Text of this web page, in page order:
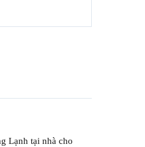
Lạnh tại nhà cho